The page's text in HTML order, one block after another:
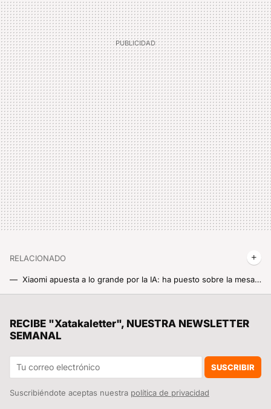
RELACIONADO
Xiaomi apuesta a lo grande por la IA: ha puesto sobre la mesa una inversión millonaria con el objetivo de liderar lo que está por venir
RECIBE "Xatakaletter", NUESTRA NEWSLETTER
SEMANAL
SUSCRIBIR
Suscribiéndote aceptas nuestra política de privacidad